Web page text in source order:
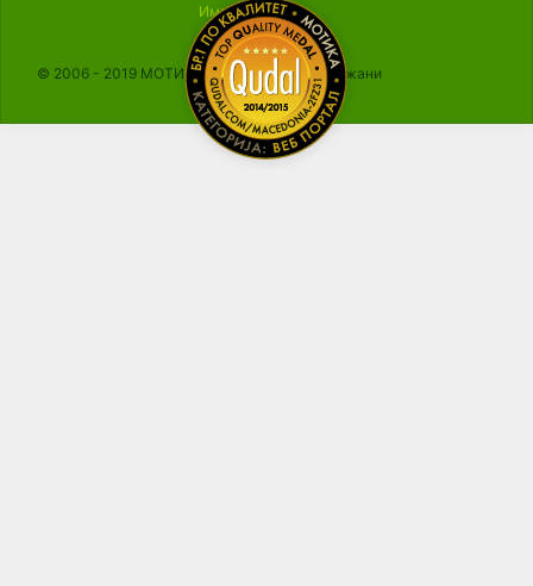
Импресум
© 2006 - 2019 МОТИКА, Сите права се задржани